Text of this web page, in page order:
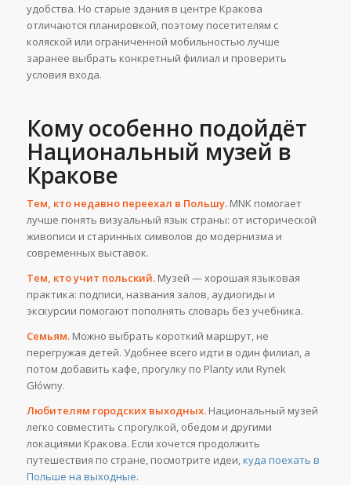
удобства. Но старые здания в центре Кракова
отличаются планировкой, поэтому посетителям с
коляской или ограниченной мобильностью лучше
заранее выбрать конкретный филиал и проверить
условия входа.
Кому особенно подойдёт
Национальный музей в
Кракове
Тем, кто недавно переехал в Польшу.MNK помогает
лучше понять визуальный язык страны: от исторической
живописи и старинных символов до модернизма и
современных выставок.
Тем, кто учит польский.Музей — хорошая языковая
практика: подписи, названия залов, аудиогиды и
экскурсии помогают пополнять словарь без учебника.
Семьям.Можно выбрать короткий маршрут, не
перегружая детей. Удобнее всего идти в один филиал, а
потом добавить кафе, прогулку по Planty или Rynek
Główny.
Любителям городских выходных.Национальный музей
легко совместить с прогулкой, обедом и другими
локациями Кракова. Если хочется продолжить
путешествия по стране, посмотрите идеи,куда поехать в
Польше на выходные.